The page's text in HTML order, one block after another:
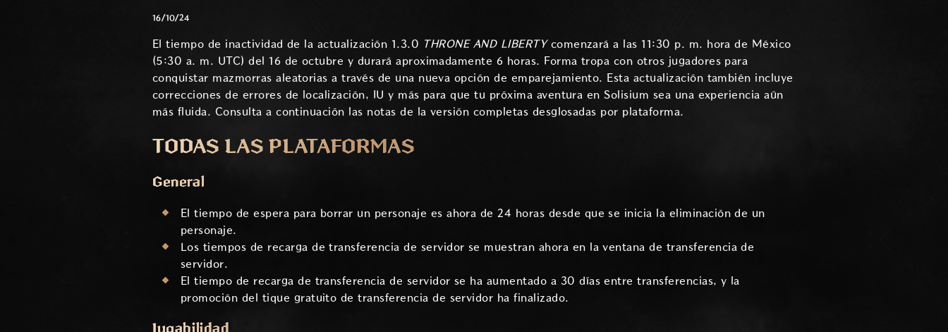
16/10/24
El tiempo de inactividad de la actualización 1.3.0 THRONE AND LIBERTYcomenzará a las 11:30 p. m. hora de México
(5:30 a. m. UTC) del 16 de octubre y durará aproximadamente 6 horas. Forma tropa con otros jugadores para
conquistar mazmorras aleatorias a través de una nueva opción de emparejamiento. Esta actualización también incluye
correcciones de errores de localización, IU y más para que tu próxima aventura en Solisium sea una experiencia aún
más fluida. Consulta a continuación las notas de la versión completas desglosadas por plataforma.
TODAS LAS PLATAFORMAS
General
El tiempo de espera para borrar un personaje es ahora de 24 horas desde que se inicia la eliminación de un
personaje.
Los tiempos de recarga de transferencia de servidor se muestran ahora en la ventana de transferencia de
servidor.
El tiempo de recarga de transferencia de servidor se ha aumentado a 30 días entre transferencias, y la
promoción del tique gratuito de transferencia de servidor ha finalizado.
Jugabilidad